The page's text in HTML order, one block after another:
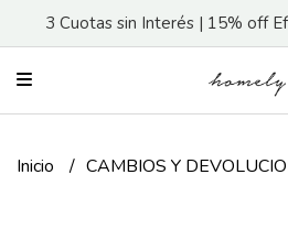
3 Cuotas sin Interés | 15% off
Inicio CAMBIOS Y